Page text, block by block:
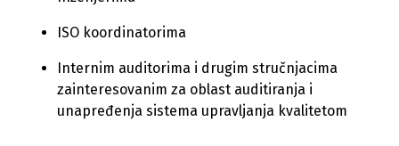
ISO koordinatorima
Internim auditorima i drugim stručnjacima
zainteresovanim za oblast auditiranja i
unapređenja sistema upravljanja kvalitetom